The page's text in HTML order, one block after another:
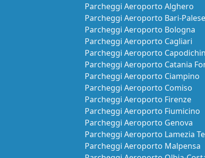
Parcheggi Aeroporto Alghero
Parcheggi Aeroporto Bari-Palese
Parcheggi Aeroporto Bologna
Parcheggi Aeroporto Cagliari
Parcheggi Aeroporto
Parcheggi Aeroporto Catania
Parcheggi Aeroporto Ciampino
Parcheggi Aeroporto Comiso
Parcheggi Aeroporto Firenze
Parcheggi Aeroporto Fiumicino
Parcheggi Aeroporto Genova
Parcheggi Aeroporto Lamezia
Parcheggi Aeroporto Malpensa